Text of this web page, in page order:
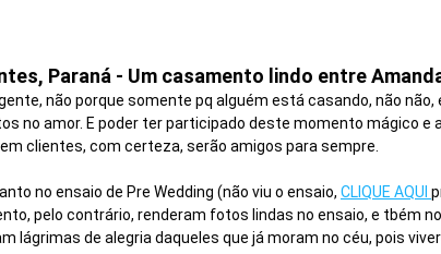
Paraná - Um casamento lindo entre
não porque somente pq alguém está casando, não
no amor. E poder ter participado deste momento mágico e
clientes, com certeza, serão amigos para sempre.
no ensaio de Pre Wedding (não viu o ensaio, CLIQUE AQUI
pelo contrário, renderam fotos lindas no ensaio, e tbém
lágrimas de alegria daqueles que já moram no céu, pois